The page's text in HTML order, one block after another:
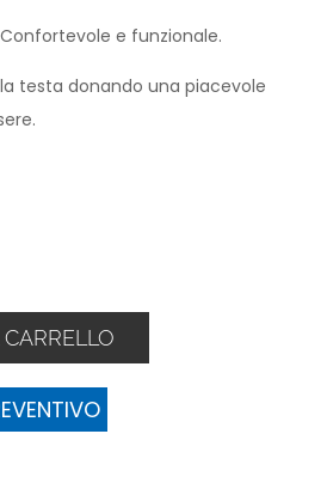
e funzionale.
testa donando una piacevole